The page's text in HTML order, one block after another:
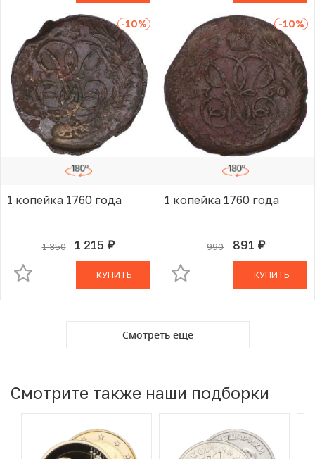
-10%
1 копейка 1760 года
1 350 1 215 руб.
В КОРЗИНЕ
КУПИТЬ
-10%
1 копейка 1760 года
990 891 руб.
В КОРЗИНЕ
КУПИТЬ
Смотреть ещё
Смотрите также наши подборки